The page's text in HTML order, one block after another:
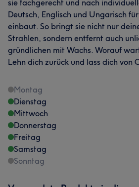
sie fachgerecht und nach
Deutsch, Englisch und Ungarisch
einbaut. So bringt sie nicht nur
Strahlen, sondern entfernt auch
gründlichen mit Wachs. Worauf
Lehn dich zurück und lass dich von
Montag
Dienstag
Mittwoch
Donnerstag
Freitag
Samstag
Sonntag